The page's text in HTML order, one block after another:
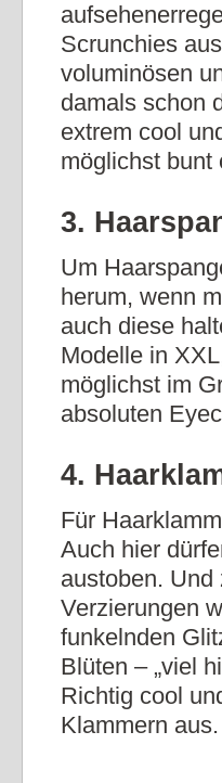
Scrunchies
voluminösen
damals schon
extrem cool
möglichst bunt
3.
Um
herum, wenn
auch diese
Modelle in
möglichst im
absoluten
4.
Für
Auch hier
austoben.
Verzierungen
funkelnden
Blüten – „viel
Richtig cool
Klammern aus.